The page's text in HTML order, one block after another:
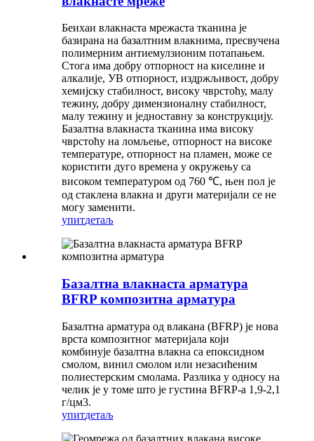
Беихаи влакнаста мрежаста тканина је
базирана на базалтним влакнима, пресвучена
полимерним антиемулзионим потапањем.
Стога има добру отпорност на киселине и
алкалије, УВ отпорност, издржљивост, добру
хемијску стабилност, високу чврстоћу, малу
тежину, добру димензионалну стабилност,
малу тежину и једноставну за конструкцију.
Базалтна влакнаста тканина има високу
чврстоћу на ломљење, отпорност на високе
температуре, отпорност на пламен, може се
користити дуго времена у окружењу са
високом температуром од 760 ℃, њен пол је
од стаклена влакна и други материјали се не
могу заменити.
упитдетаљ
Базалтна влакнаста арматура
BFRP композитна арматура
Базалтна арматура од влакана (BFRP) је нова
врста композитног материјала који
комбинује базалтна влакна са епоксидном
смолом, винил смолом или незасићеним
полиестерским смолама. Разлика у односу на
челик је у томе што је густина BFRP-а 1,9-2,1
г/цм3.
упитдетаљ